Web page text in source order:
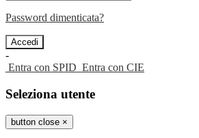
Password dimenticata?
-
Entra con SPID Entra con CIE
Seleziona utente
button close ×